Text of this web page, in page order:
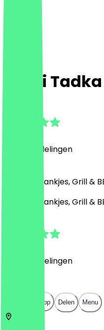
Dessi Tadka
Beoordelingen
Indiaas, Drankjes, Grill &
Indiaas, Drankjes, Grill &
Beoordelingen
Open in app Delen Menu